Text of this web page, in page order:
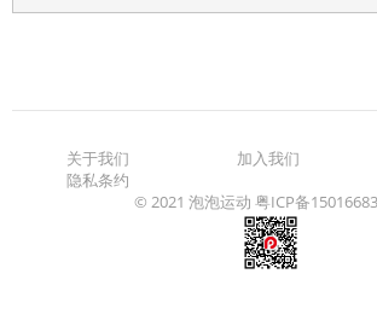
关于我们 加入我们
隐私条约
© 2021 泡泡运动 粤ICP备